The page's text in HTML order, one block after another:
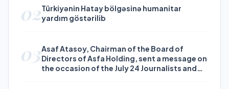
02Türkiyənin Hatay bölgəsinə humanitar
yardım göstərilib
03Asaf Atasoy, Chairman of the Board of
Directors of Asfa Holding, sent a message on
the occasion of the July 24 Journalists and